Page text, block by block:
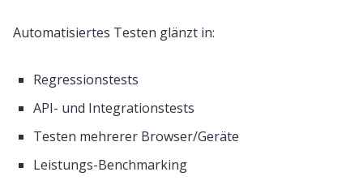
Automatisiertes Testen glänzt in:
Regressionstests
API- und Integrationstests
Testen mehrerer Browser/Geräte
Leistungs-Benchmarking